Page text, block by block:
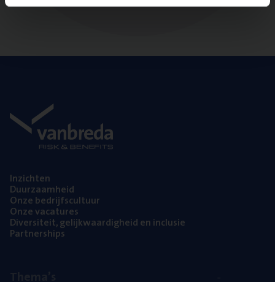
Inzich­ten
Duur­zaam­heid
Onze bedrijfs­cul­tuur
Onze vaca­tu­res
Diver­si­teit, gelijk­waar­dig­heid en inclusie
Part­ner­ships